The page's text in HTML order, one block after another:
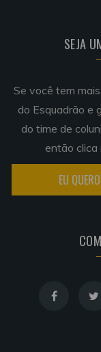
SEJA
Se você tem
do Esquadrão e
do time de
então clica
EU